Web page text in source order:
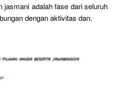
adalah fase dari seluruh
dengan aktivitas dan.